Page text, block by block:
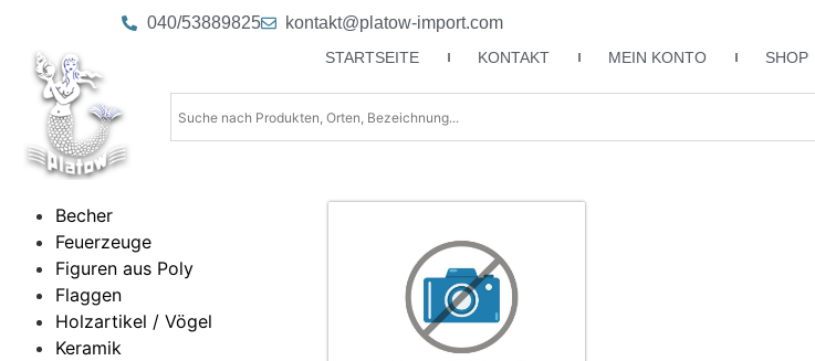
040/53889825 kontakt@platow-import.com
STARTSEITE KONTAKT MEIN KONTO SHOP
Becher
Feuerzeuge
Figuren aus Poly
Flaggen
Holzartikel / Vögel
Keramik